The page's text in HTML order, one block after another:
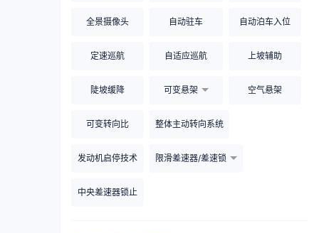
全景摄像头 自动驻车 自动泊车入位
定速巡航 自适应巡航 上坡辅助
陡坡缓降 可变悬架 空气悬架
可变转向比 整体主动转向系统
发动机启停技术 限滑差速器/差速锁
中央差速器锁止